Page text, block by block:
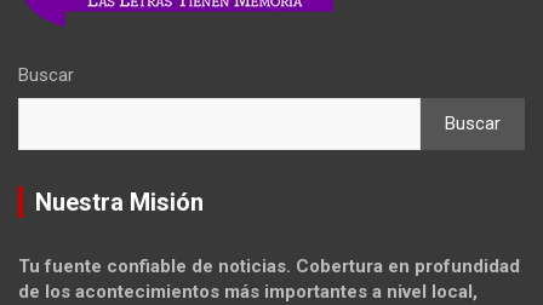
Buscar
Buscar
Nuestra Misión
Tu fuente confiable de noticias. Cobertura en profundidad
de los acontecimientos más importantes a nivel local,